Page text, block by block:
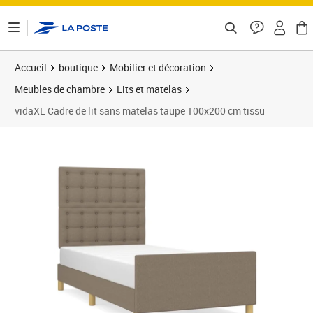
Accueil boutique
Mobilier et décoration
Meubles de chambre
Lits et matelas
vidaXL Cadre de lit sans matelas taupe 100x200 cm tissu